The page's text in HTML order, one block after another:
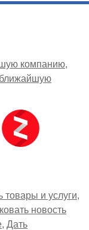
компанию
ближайшую
товары и услуги
новость
Дать